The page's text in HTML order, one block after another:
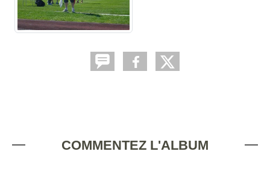
COMMENTEZ L'ALBUM